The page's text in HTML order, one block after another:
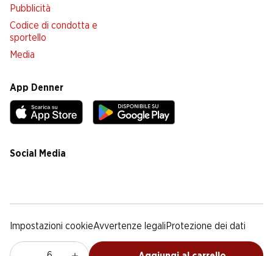
Pubblicità
Codice di condotta e
sportello
Media
App Denner
Social Media
Impostazioni cookieAvvertenze legali Protezione dei dati
ColofoneCondizioni Generali